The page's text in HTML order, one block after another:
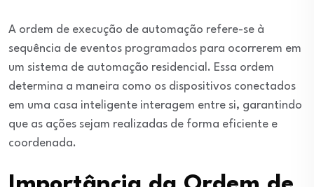
A ordem de execução de automação refere-se à
sequência de eventos programados para ocorrerem em
um sistema de automação residencial. Essa ordem
determina a maneira como os dispositivos conectados
em uma casa inteligente interagem entre si, garantindo
que as ações sejam realizadas de forma eficiente e
coordenada.